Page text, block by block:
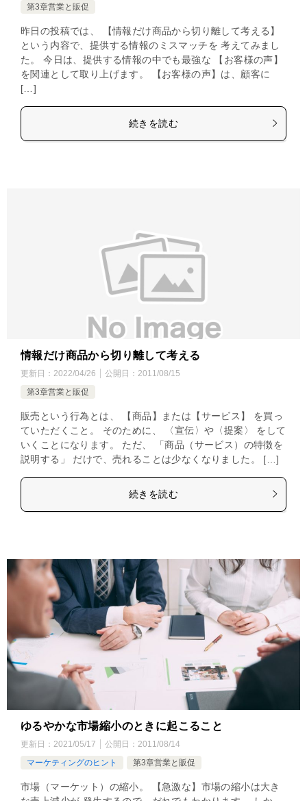
第3章営業と販促
昨日の投稿では、 【情報だけ商品から切り離して考える】
という内容で、提供する情報のミスマッチを 考えてみまし
た。 今日は、提供する情報の中でも最強な 【お客様の声】
を関連として取り上げます。 【お客様の声】は、顧客に
[…]
続きを読む
情報だけ商品から切り離して考える
更新日： 2022/04/26 公開日： 2011/08/15
第3章営業と販促
販売という行為とは、 【商品】または【サービス】 を買っ
ていただくこと。 そのために、 〈宣伝〉や〈提案〉 をして
いくことになります。 ただ、 「商品（サービス）の特徴を
説明する」 だけで、売れることは少なくなりました。 […]
続きを読む
ゆるやかな市場縮小のときに起こること
更新日： 2021/05/17 公開日： 2011/08/14
マーケティングのヒント
第3章営業と販促
市場（マーケット）の縮小。 【急激な】市場の縮小は大き